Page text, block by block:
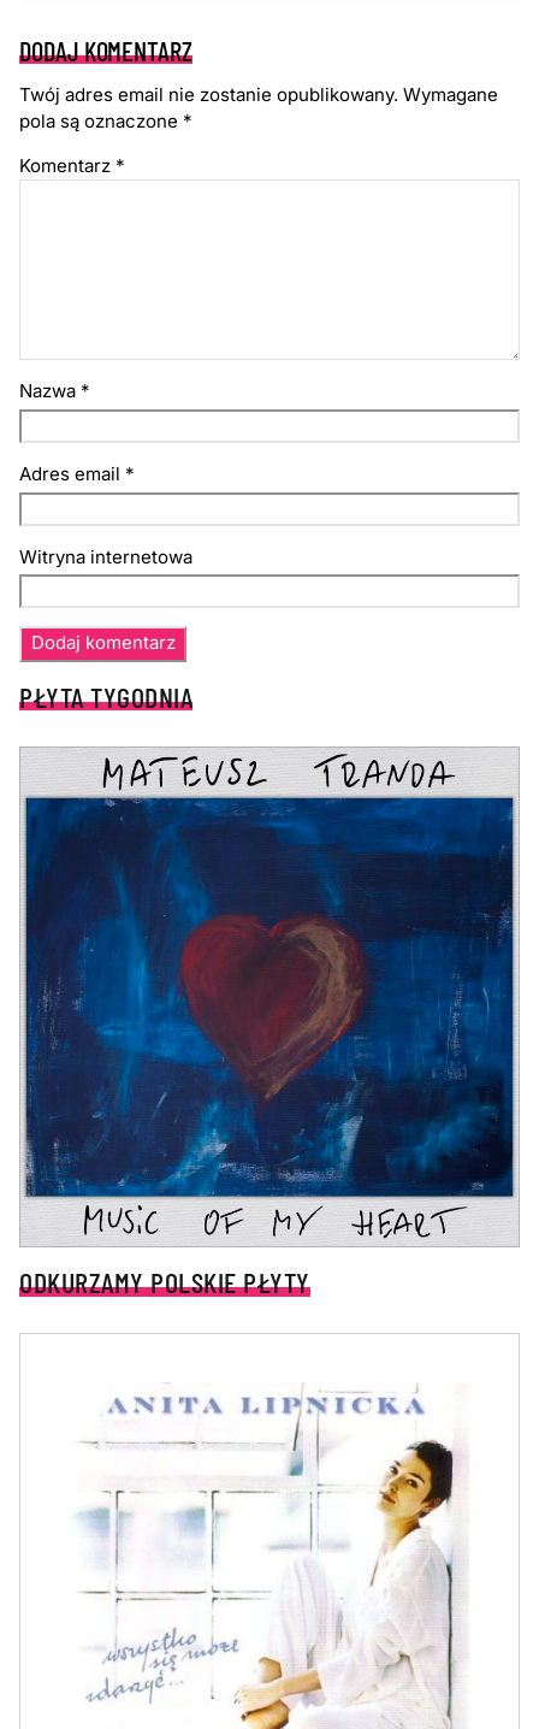
DODAJ KOMENTARZ
Twój adres email nie zostanie opublikowany. Wymagane
pola są oznaczone *
Komentarz *
Nazwa *
Adres email *
Witryna internetowa
PŁYTA TYGODNIA
ODKURZAMY POLSKIE PŁYTY